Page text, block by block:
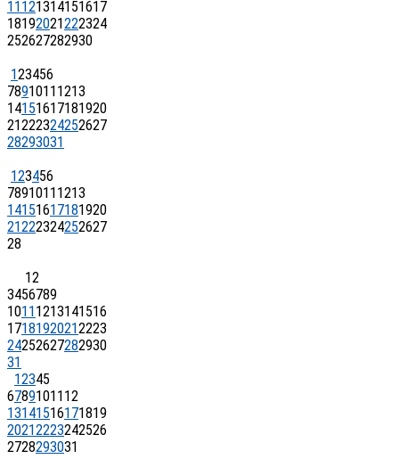
11 121314151617
18192021222324
252627282930
123456
7891011 1213
14151617181920
21222324252627
28293031
123456
7891011 1213
14151617181920
21222324252627
28
12
3456789
1011 1213141516
17181920212223
24252627282930
31
12345
67891011 12
13141516171819
20212223242526
2728293031